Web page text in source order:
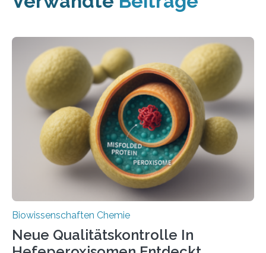
Biowissenschaften Chemie
Neue Qualitätskontrolle In